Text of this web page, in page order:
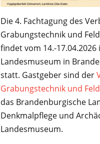
Die 4. Fachtagung des
Grabungstechnik und
findet vom 14.-
Landesmuseum in
statt. Gastgeber sind der
Grabungstechnik und
das Brandenburgische
Denkmalpflege und
Landesmuseum.